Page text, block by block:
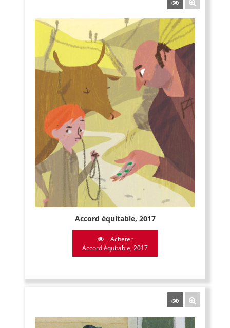
Accord équitable, 2017
Acheter
Accord équitable, 2017